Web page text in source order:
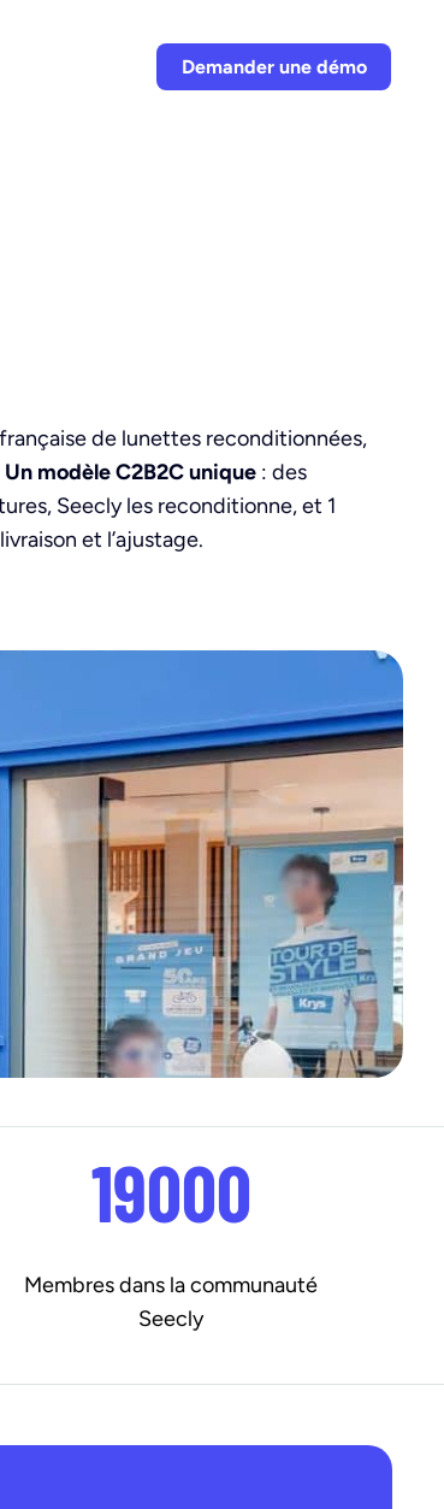
Demander une démo
de lunettes reconditionnées,
Un modèle C2B2C unique : des
Seecly les reconditionne, et 1
et l’ajustage.
19000
Membres dans la communauté
Seecly